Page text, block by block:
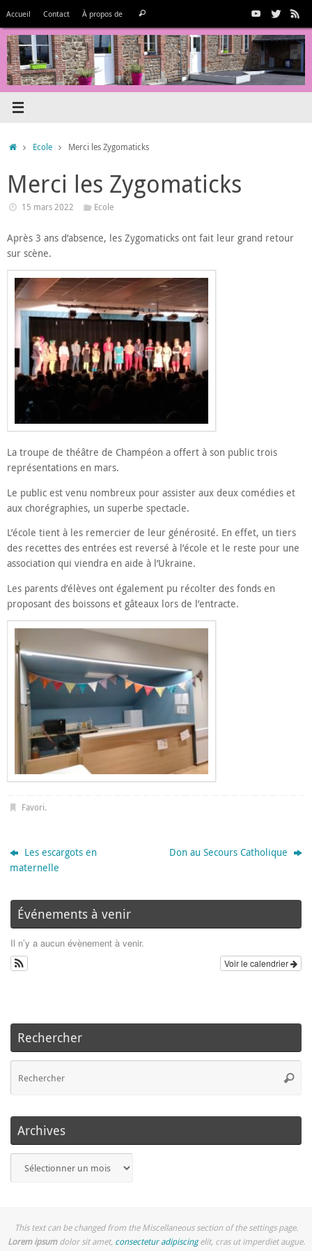
contenu
Accueil Contact À propos de
:
Rechercher
Accueil
Ecole Merci les Zygomaticks
Merci les Zygomaticks
15 mars 2022 Ecole
Après 3 ans d’absence, les Zygomaticks ont fait leur grand retour
sur scène.
La troupe de théâtre de Champéon a offert à son public trois
représentations en mars.
Le public est venu nombreux pour assister aux deux comédies et
aux chorégraphies, un superbe spectacle.
L’école tient à les remercier de leur générosité. En effet, un tiers
des recettes des entrées est reversé à l’école et le reste pour une
association qui viendra en aide à l’Ukraine.
Les parents d’élèves ont également pu récolter des fonds en
proposant des boissons et gâteaux lors de l’entracte.
Favori.
Les escargots en
maternelle
Don au Secours Catholique
Événements à venir
Il n’y a aucun évènement à venir.
Voir le calendrier
Rechercher
Archives
This text can be changed from the Miscellaneous section of the settings page.
Lorem ipsumdolor sit amet, consectetur adipiscingelit, cras ut imperdiet augue.